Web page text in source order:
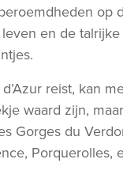
op
en de
reist, kan
waard zijn,
Gorges du
Porquerolles,